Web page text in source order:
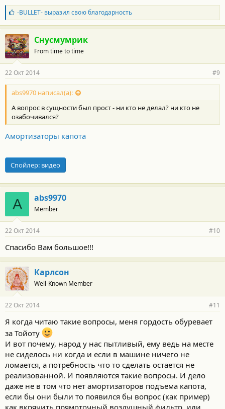
Б
л
а
г
о
д
а
н
о
с
и
:
-BULLET-выразил свою благодарность
Снусмумрик
From time to time
22 Окт 2014 #9
abs9970 написал(а):
А вопрос в сущности был прост - ни кто не делал? ни кто не
озабочивался?
Амортизаторы капота
Спойлер: видео
A abs9970
Member
22 Окт 2014 #10
Спасибо Вам большое!!!
Карлсон
Well-Known Member
22 Окт 2014 #11
Я когда читаю такие вопросы, меня гордость обуревает
за Тойоту
И вот почему, народ у нас пытливый, ему ведь на месте
не сиделось ни когда и если в машине ничего не
ломается, а потребность что то сделать остается не
реализованной. И появляются такие вопросы. И дело
даже не в том что нет амортизаторов подъема капота,
если бы они были то появился бы вопрос (как пример)
как вкрячить прямоточный воздушный фильтр, или